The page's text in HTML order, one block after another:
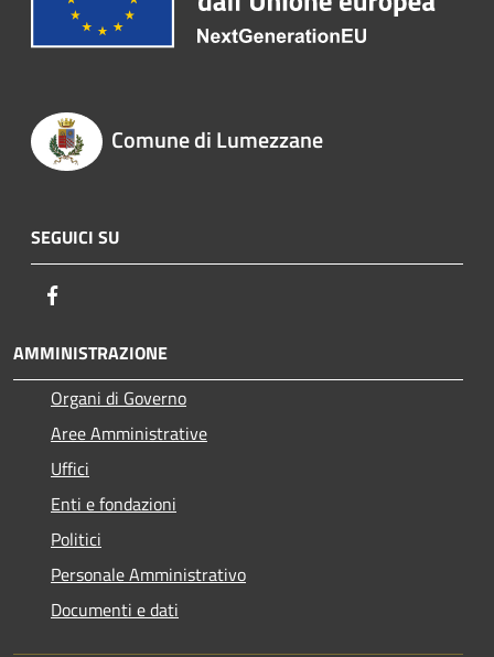
Comune di Lumezzane
SEGUICI SU
AMMINISTRAZIONE
Organi di Governo
Aree Amministrative
Uffici
Enti e fondazioni
Politici
Personale Amministrativo
Documenti e dati